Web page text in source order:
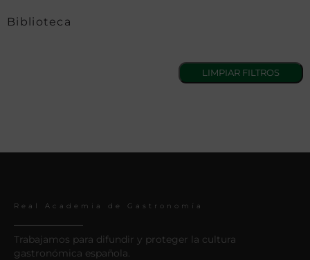
Biblioteca
Real Academia de Gastronomía
Trabajamos para difundir y proteger la cultura
gastronómica española.